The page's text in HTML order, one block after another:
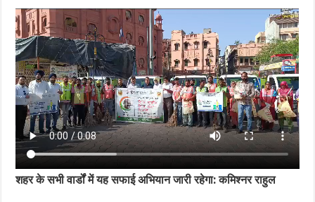
शहर के सभी वार्डों में यह सफाई अभियान जारी रहेगा: कमिश्नर राहुल